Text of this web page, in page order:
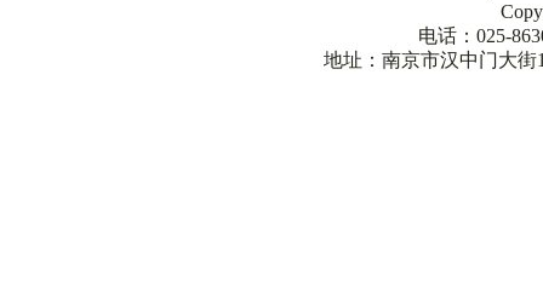
电话：025-
地址：南京市汉中门大